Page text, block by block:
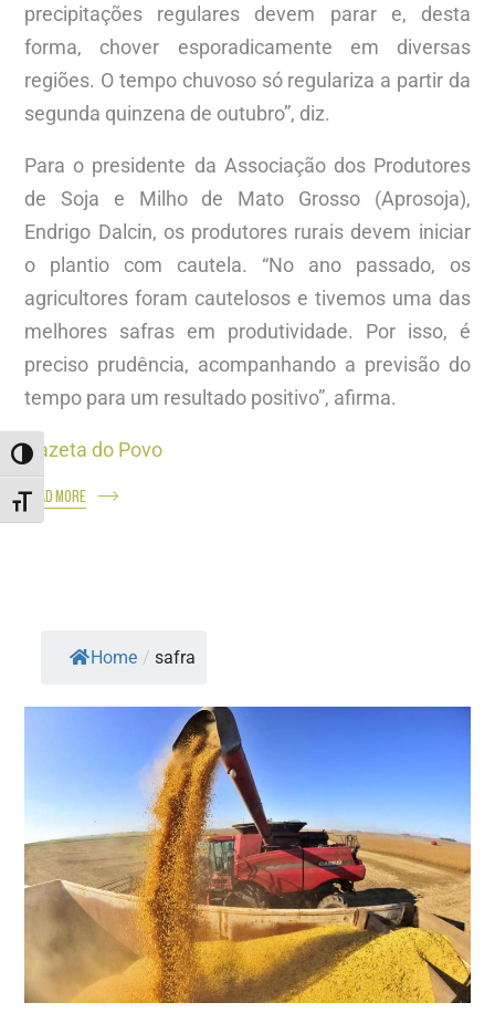
ALTERNAR ALTO CONTRASTE
ALTERNAR TAMANHO DA FONTE
precipitações regulares devem parar e, desta
forma, chover esporadicamente em diversas
regiões. O tempo chuvoso só regulariza a partir da
segunda quinzena de outubro”, diz.
Para o presidente da Associação dos Produtores
de Soja e Milho de Mato Grosso (Aprosoja),
Endrigo Dalcin, os produtores rurais devem iniciar
o plantio com cautela. “No ano passado, os
agricultores foram cautelosos e tivemos uma das
melhores safras em produtividade. Por isso, é
preciso prudência, acompanhando a previsão do
tempo para um resultado positivo”, afirma.
Gazeta do Povo
READ MORE
Home / safra